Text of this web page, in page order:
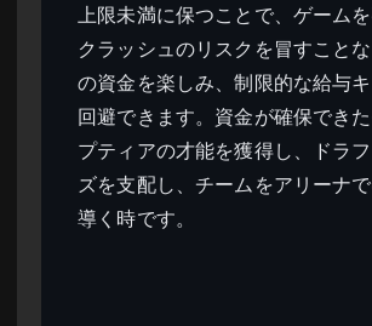
上限未満に保つことで、ゲーム
クラッシュのリスクを冒すこと
の資金を楽しみ、制限的な給与
回避できます。資金が確保でき
プティアの才能を獲得し、ドラ
ズを支配し、チームをアリーナ
導く時です。